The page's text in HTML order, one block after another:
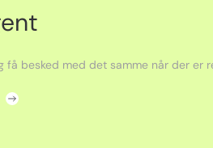
få besked med det samme når der er